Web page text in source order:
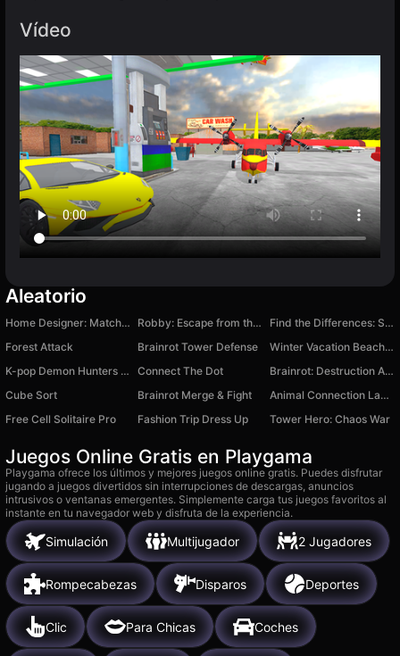
Vídeo
Aleatorio
Home Designer: Match 3 Robby: Escape from the Castle
Find the Differences: Super Search
Forest Attack
Brainrot Tower Defense
Winter Vacation Beach Games
K-pop Demon Hunters Super Puzzles
Connect The Dot
Brainrot: Destruction Arena
Cube Sort
Brainrot Merge & Fight
Animal Connection Laboratory
Free Cell Solitaire Pro
Fashion Trip Dress Up Tower Hero: Chaos War
Juegos Online Gratis en Playgama
Playgama ofrece los últimos y mejores juegos online gratis. Puedes disfrutar
jugando a juegos divertidos sin interrupciones de descargas, anuncios
intrusivos o ventanas emergentes. Simplemente carga tus juegos favoritos al
instante en tu navegador web y disfruta de la experiencia.
Simulación Multijugador 2 Jugadores
Rompecabezas Disparos Deportes
Clic Para Chicas Coches